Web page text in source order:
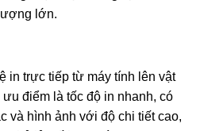
lớn.
in trực tiếp từ máy tính lên vật
điểm là tốc độ in nhanh, có
và hình ảnh với độ chi tiết cao,